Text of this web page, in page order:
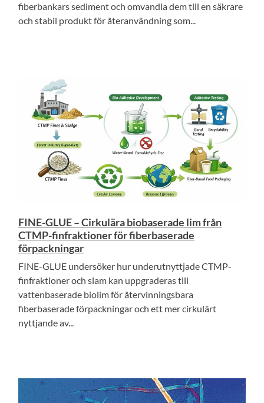
fiberbankars sediment och omvandla dem till en säkrare
och stabil produkt för återanvändning som...
FINE-GLUE – Cirkulära biobaserade lim från
CTMP-finfraktioner för fiberbaserade
förpackningar
FINE-GLUE undersöker hur underutnyttjade CTMP-
finfraktioner och slam kan uppgraderas till
vattenbaserade biolim för återvinningsbara
fiberbaserade förpackningar och ett mer cirkulärt
nyttjande av...